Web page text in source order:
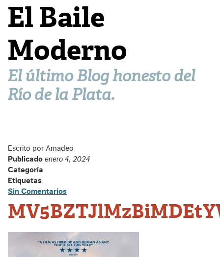
El Baile
Moderno
El último Blog honesto del
Río de la Plata.
Escrito por Amadeo
Publicado enero 4, 2024
Categoría
Etiquetas
Sin Comentarios